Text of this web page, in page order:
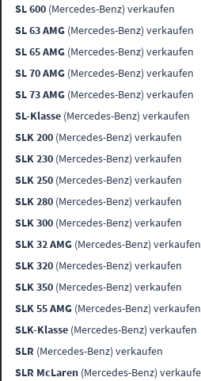
SL 600 (Mercedes-Benz) verkaufen
SL 63 AMG (Mercedes-Benz) verkaufen
SL 65 AMG (Mercedes-Benz) verkaufen
SL 70 AMG (Mercedes-Benz) verkaufen
SL 73 AMG (Mercedes-Benz) verkaufen
SL-Klasse (Mercedes-Benz) verkaufen
SLK 200 (Mercedes-Benz) verkaufen
SLK 230 (Mercedes-Benz) verkaufen
SLK 250 (Mercedes-Benz) verkaufen
SLK 280 (Mercedes-Benz) verkaufen
SLK 300 (Mercedes-Benz) verkaufen
SLK 32 AMG (Mercedes-Benz) verkaufen
SLK 320 (Mercedes-Benz) verkaufen
SLK 350 (Mercedes-Benz) verkaufen
SLK 55 AMG (Mercedes-Benz) verkaufen
SLK-Klasse (Mercedes-Benz) verkaufen
SLR (Mercedes-Benz) verkaufen
SLR McLaren (Mercedes-Benz)